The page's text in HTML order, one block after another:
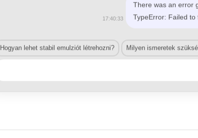
There was an error
TypeError: Failed to
17:40:33
Hogyan lehet stabil emulziót létrehozni? Milyen ismeretek